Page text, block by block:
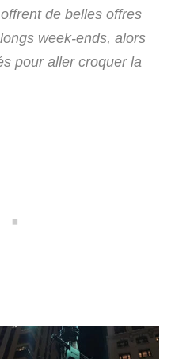
offrentde belles offres
week-ends, alors
pour aller croquer la